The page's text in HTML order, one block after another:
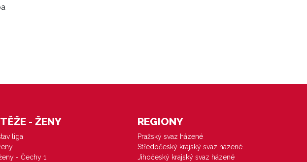
- ŽENY
liga
- Čechy 1
REGIONY
Pražský svaz házené
Středočeský krajský svaz házené
Jihočeský krajský svaz házené